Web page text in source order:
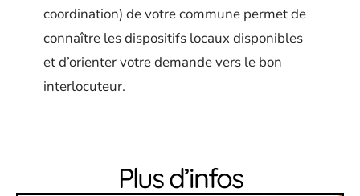
coordination) de votre commune permet de
connaître les dispositifs locaux disponibles
et d’orienter votre demande vers le bon
interlocuteur.
Plus d’infos